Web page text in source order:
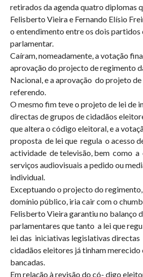
retirados da agenda quatro diplomas
Felisberto Vieira e Fernando Elísio
o entendimento entre os dois partidos
parlamentar.
Caíram, nomeadamente, a votação
aprovação do projecto de regimento
Nacional, e a aprovação do projeto de
referendo.
O mesmo fim teve o projeto de lei de
directas de grupos de cidadãos
que altera o código eleitoral, e a
proposta de lei que regula o acesso
actividade de televisão, bem como a
serviços audiovisuais a pedido ou
individual.
Exceptuando o projecto do
domínio público, iria cair com o
Felisberto Vieira garantiu no balanço
parlamentares que tanto a lei que
lei das iniciativas legislativas directas
cidadãos eleitores já tinham merecido
bancadas.
Em relação à revisão do có- digo